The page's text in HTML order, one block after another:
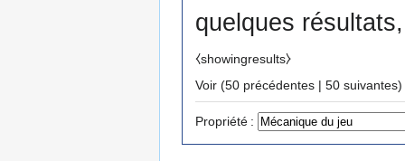
quelques
⧼showingresults⧽
Voir (50 précédentes | 50 suivantes)
Propriété :